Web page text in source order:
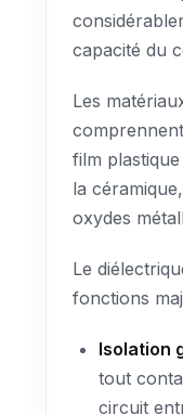
capacité du
Les
film
la
oxydes
Le
fonctions
Isolation
tout
circuit